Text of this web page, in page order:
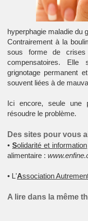
hyperphagie maladie du
Contrairement à la
sous forme de crises
compensatoires.
grignotage permanent
souvent liées à de
Ici encore, seule une
résoudre le problème.
Des sites pour vous
•Solidarité et information
alimentaire :
• L'Association
A lire dans la même